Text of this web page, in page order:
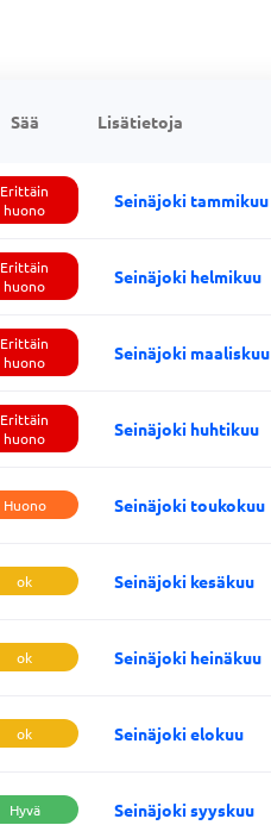
Sää Lisätietoja
Erittäin
huono
Seinäjoki tammikuu
Erittäin
huono
Seinäjoki helmikuu
Erittäin
huono
Seinäjoki maaliskuu
Erittäin
huono
Seinäjoki huhtikuu
Huono Seinäjoki toukokuu
ok Seinäjoki kesäkuu
ok Seinäjoki heinäkuu
ok Seinäjoki elokuu
Hyvä Seinäjoki syyskuu